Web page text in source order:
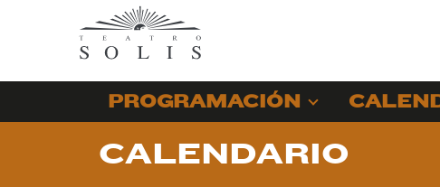
PROGRAMACIÓN
CALENDARIO